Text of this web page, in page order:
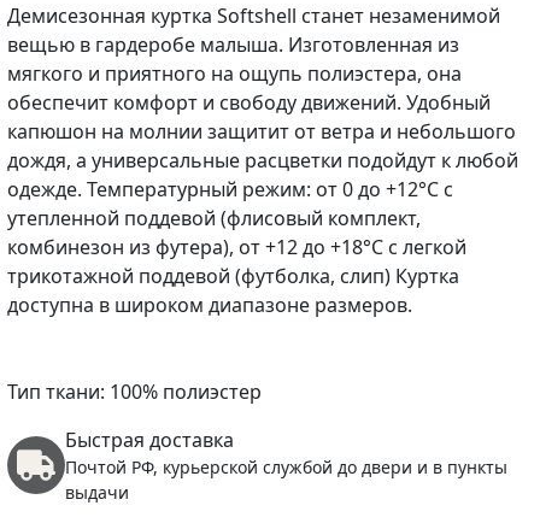
Демисезонная куртка Softshell станет незаменимой
вещью в гардеробе малыша. Изготовленная из
мягкого и приятного на ощупь полиэстера, она
обеспечит комфорт и свободу движений. Удобный
капюшон на молнии защитит от ветра и небольшого
дождя, а универсальные расцветки подойдут к любой
одежде. Температурный режим: от 0 до +12°C с
утепленной поддевой (флисовый комплект,
комбинезон из футера), от +12 до +18°C с легкой
трикотажной поддевой (футболка, слип) Куртка
доступна в широком диапазоне размеров.
Тип ткани: 100% полиэстер
Быстрая доставка
Почтой РФ, курьерской службой до двери и в пункты
выдачи